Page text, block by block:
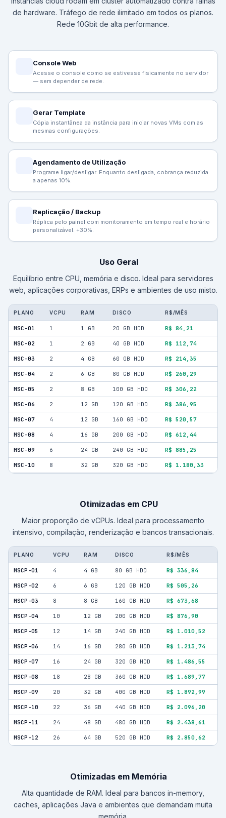
de hardware. Tráfego de rede ilimitado em todos os planos.
Rede 10Gbit de alta performance.
Console Web
Acesse o console como se estivesse fisicamente no servidor
— sem depender de rede.
Gerar Template
Cópia instantânea da instância para iniciar novas VMs com as
mesmas configurações.
Agendamento de Utilização
Programe ligar/desligar. Enquanto desligada, cobrança reduzida
a apenas 10%.
Replicação / Backup
Réplica pelo painel com monitoramento em tempo real e horário
personalizável. +30%.
Uso Geral
Equilíbrio entre CPU, memória e disco. Ideal para servidores
web, aplicações corporativas, ERPs e ambientes de uso misto.
PLANO VCPU RAM DISCO R$/MÊS
MSC-01 1 1 GB 20 GB HDD R$ 84,21
MSC-02 1 2 GB 40 GB HDD R$ 112,74
MSC-03 2 4 GB 60 GB HDD R$ 214,35
MSC-04 2 6 GB 80 GB HDD R$ 260,29
MSC-05 2 8 GB 100 GB HDD R$ 306,22
MSC-06 2 12 GB 120 GB HDD R$ 386,95
MSC-07 4 12 GB 160 GB HDD R$ 520,57
MSC-08 4 16 GB 200 GB HDD R$ 612,44
MSC-09 6 24 GB 240 GB HDD R$ 885,25
MSC-10 8 32 GB 320 GB HDD R$ 1.180,33
Otimizadas em CPU
Maior proporção de vCPUs. Ideal para processamento
intensivo, compilação, renderização e bancos transacionais.
PLANO VCPU RAM DISCO R$/MÊS
MSCP-01 4 4 GB 80 GB HDD R$ 336,84
MSCP-02 6 6 GB 120 GB HDD R$ 505,26
MSCP-03 8 8 GB 160 GB HDD R$ 673,68
MSCP-04 10 12 GB 200 GB HDD R$ 876,90
MSCP-05 12 14 GB 240 GB HDD R$ 1.010,52
MSCP-06 14 16 GB 280 GB HDD R$ 1.213,74
MSCP-07 16 24 GB 320 GB HDD R$ 1.486,55
MSCP-08 18 28 GB 360 GB HDD R$ 1.689,77
MSCP-09 20 32 GB 400 GB HDD R$ 1.892,99
MSCP-10 22 36 GB 440 GB HDD R$ 2.096,20
MSCP-11 24 48 GB 480 GB HDD R$ 2.438,61
MSCP-12 26 64 GB 520 GB HDD R$ 2.850,62
Otimizadas em Memória
Alta quantidade de RAM. Ideal para bancos in-memory,
caches, aplicações Java e ambientes que demandam muita
memória.